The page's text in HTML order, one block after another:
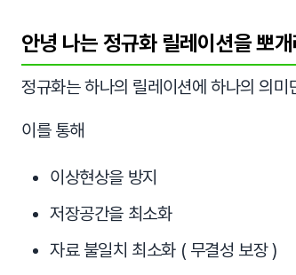
안녕 나는 정규화 릴레이션을 뽀
정규화는 하나의 릴레이션에 하나의 의
이를 통해
이상현상을 방지
저장공간을 최소화
자료 불일치 최소화 ( 무결성 보장 )